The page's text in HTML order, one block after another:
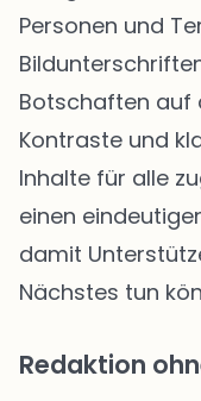
Personen und
Botschaften auf
Kontraste und
Inhalte für alle
einen
damit
Nächstes tun
Redaktion